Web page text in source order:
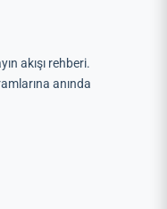
akışı rehberi.
anında